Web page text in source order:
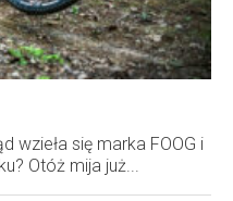
wzieła się marka FOOG i
Otóż mija już...